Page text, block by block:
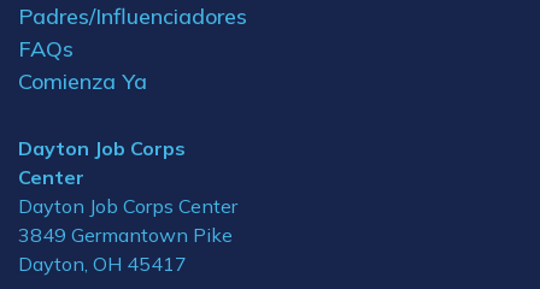
Padres/Influenciadores
FAQs
Comienza Ya
Dayton Job Corps
Center
Dayton Job Corps Center
3849 Germantown Pike
Dayton, OH 45417